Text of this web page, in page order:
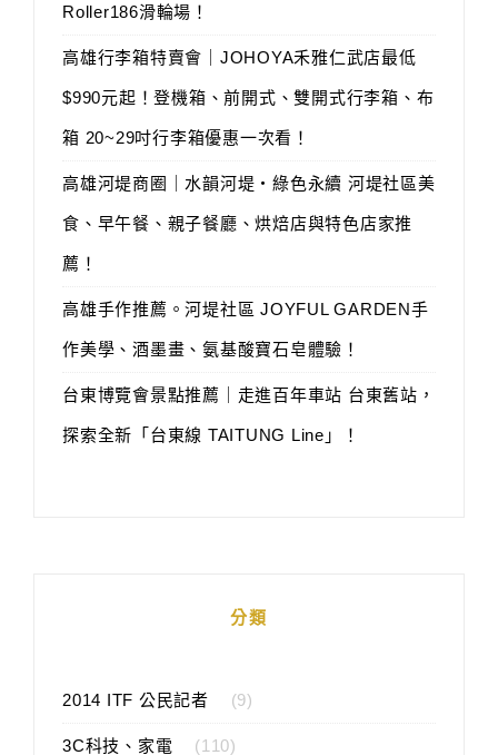
Roller186滑輪場！
高雄行李箱特賣會｜JOHOYA禾雅仁武店最低
$990元起！登機箱、前開式、雙開式行李箱、布
箱 20~29吋行李箱優惠一次看！
高雄河堤商圈｜水韻河堤‧綠色永續 河堤社區美
食、早午餐、親子餐廳、烘焙店與特色店家推
薦！
高雄手作推薦。河堤社區 JOYFUL GARDEN手
作美學、酒墨畫、氨基酸寶石皂體驗！
台東博覽會景點推薦｜走進百年車站 台東舊站，
探索全新「台東線 TAITUNG Line」！
分類
2014 ITF 公民記者 (9)
3C科技、家電 (110)